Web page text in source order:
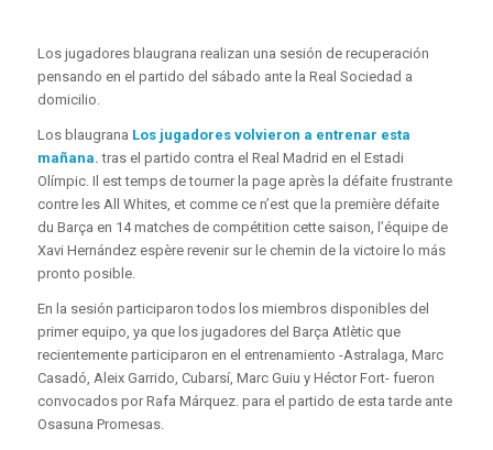
Los jugadores blaugrana realizan una sesión de recuperación
pensando en el partido del sábado ante la Real Sociedad a
domicilio.
Los blaugrana Los jugadores volvieron a entrenar esta
mañana. tras el partido contra el Real Madrid en el Estadi
Olímpic. Il est temps de tourner la page après la défaite frustrante
contre les All Whites, et comme ce n’est que la première défaite
du Barça en 14 matches de compétition cette saison, l’équipe de
Xavi Hernández espère revenir sur le chemin de la victoire lo más
pronto posible.
En la sesión participaron todos los miembros disponibles del
primer equipo, ya que los jugadores del Barça Atlètic que
recientemente participaron en el entrenamiento -Astralaga, Marc
Casadó, Aleix Garrido, Cubarsí, Marc Guiu y Héctor Fort- fueron
convocados por Rafa Márquez. para el partido de esta tarde ante
Osasuna Promesas.